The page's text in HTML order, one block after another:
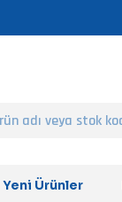
Yeni Ürünler